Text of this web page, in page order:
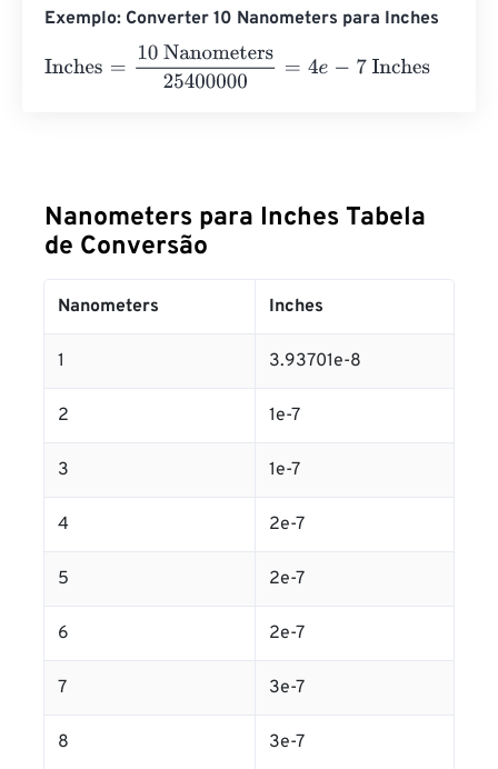
Exemplo: Converter 10 Nanometers para Inches
Inches
10 Nanometers25400000 7 Inches
Nanometers para Inches Tabela
de Conversão
Nanometers Inches
1 3.93701e-8
2 1e-7
3 1e-7
4 2e-7
5 2e-7
6 2e-7
7 3e-7
8 3e-7